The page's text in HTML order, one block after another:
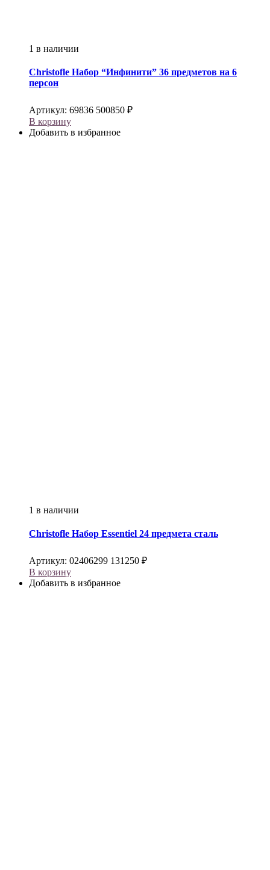
1 в наличии
Christofle Набор “Инфинити” 36 предметов на 6
персон
Артикул: 69836 500850 ₽
В корзину
Добавить в избранное
1 в наличии
Christofle Набор Essentiel 24 предмета сталь
Артикул: 02406299 131250 ₽
В корзину
Добавить в избранное